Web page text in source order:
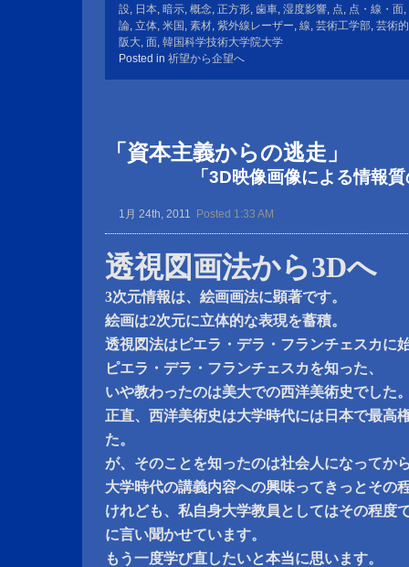
設, 日本, 暗示, 概念, 正方形, 歯車, 湿度影響, 点, 点・線・面,
論, 立体, 米国 , 素材, 紫外線レーザー, 線, 芸術工学部, 芸術
阪大, 面, 韓国科学技術大学院大学
Posted in 祈望から企望へ
「資本主義からの逃走」
「3D映像画像による情報質
1月 24th, 2011 Posted 1:33 AM
透視図画法から3Dへ
3次元情報は、絵画画法に顕著です。
絵画は2次元に立体的な表現を蓄積。
透視図法はピエラ・デラ・フランチェスカに
ピエラ・デラ・フランチェスカを知った、
いや教わったのは美大での西洋美術史でした
正直、西洋美術史は大学時代には日本で最高
た。
が、そのことを知ったのは社会人になってか
大学時代の講義内容への興味ってきっとその
けれども、私自身大学教員としてはその程度
に言い聞かせています。
もう一度学び直したいと本当に思います。